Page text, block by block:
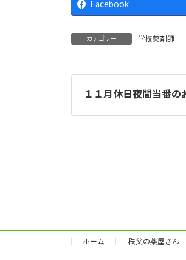
Facebook
カテゴリー 学校薬剤師
１１月休日夜間当番の
ホーム 秩父の薬屋さん